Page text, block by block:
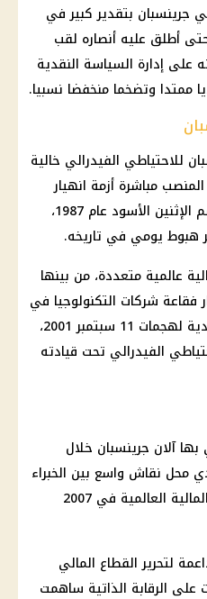
جرينسبان بتقدير كبير في
حتى أطلق عليه أنصاره لقب
على إدارة السياسة النقدية
ممتدا وتضخما منخفضا نسبيا.
للاحتياطي الفيدرالي خالية
مباشرة أزمة انهيار
سوق الأسهم في ما عرف باسم الإثنين الأسود عام 1987،
هبوط يومي في تاريخه.
عالمية متعددة، من بينها
فقاعة شركات التكنولوجيا في
بداية الألفية، ثم الآثار الاقتصادية لهجمات 11 سبتمبر 2001،
الفيدرالي تحت قيادته
آلان جرينسبان خلال
محل نقاش واسع بين الخبراء
والمحللين، خصوصا بعد الأزمة المالية العالمية في 2007
لتحرير القطاع المالي
الرقابة الذاتية ساهمت